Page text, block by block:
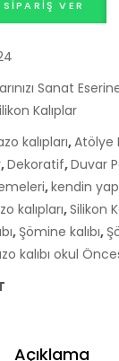
VER
Sanat
Kalıplar
kalıpları,Atölye
,Dekoratif,Duvar
,kendin
kalıpları,Silikon
, Şömine kalıbı,
kalıbı okul
Açıklama